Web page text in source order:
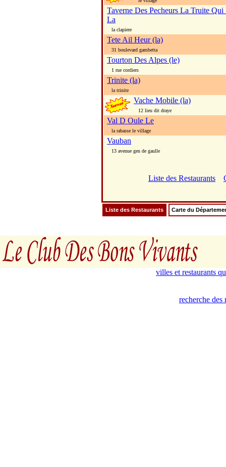
Taverne Des Pecheurs La Truite Qui
La
la clapiere
Tete Ail Heur (la)
31 boulevard gambetta
Tourton Des Alpes (le)
1 rue cordiers
Trinite (la)
la trinite
Vache Mobile (la)
12 lieu dit draye
Val D Oule Le
la rabasse le village
Vauban
13 avenue gen de gaulle
Liste des Restaurants
Liste des Restaurants Carte du
villes et restaurants
recherche des